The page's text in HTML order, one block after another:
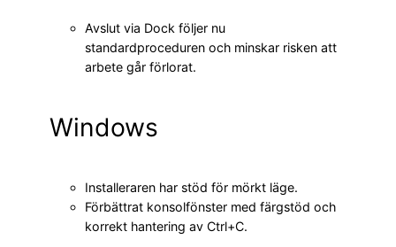
Avslut via Dock följer nu
standardproceduren och minskar risken att
arbete går förlorat.
Windows
Installeraren har stöd för mörkt läge.
Förbättrat konsolfönster med färgstöd och
korrekt hantering av Ctrl+C.